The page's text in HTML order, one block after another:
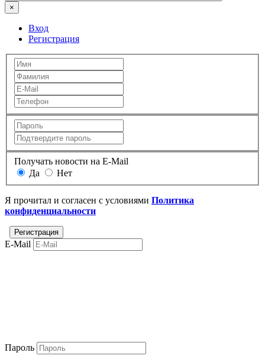
×
Вход
Регистрация
Получать новости на E-Mail
Да
Нет
Я прочитал и согласен с условиями Политика
конфиденциальности
E-Mail
Пароль